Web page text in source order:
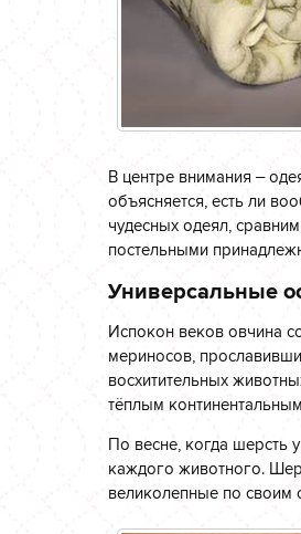
В центре внимания –
объясняется, есть ли
чудесных одеял,
постельными
Универсальные
Испокон веков овчина
мериносов,
восхитительных
тёплым
По весне, когда шерсть
каждого животного.
великолепные по своим